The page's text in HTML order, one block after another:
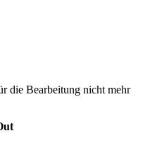
die Bearbeitung nicht mehr